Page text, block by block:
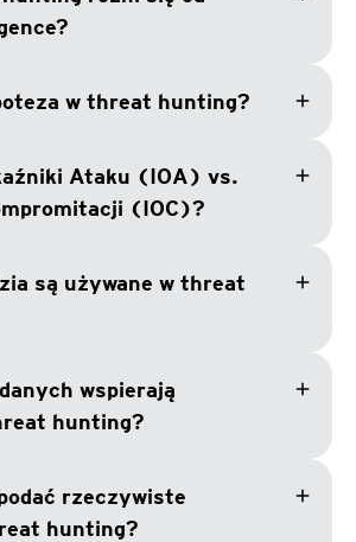
w threat hunting? add
Ataku (IOA) vs.
(IOC)?
add
są używane w threat
add
wspierają
hunting?
add
rzeczywiste
hunting?
add